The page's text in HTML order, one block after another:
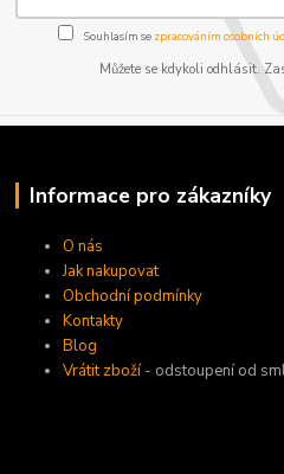
Souhlasím se zpracováním osobních
Můžete se kdykoli odhlásit.
Informace pro zákazníky
O nás
Jak nakupovat
Obchodní podmínky
Kontakty
Blog
Vrátit zboží - odstoupení od